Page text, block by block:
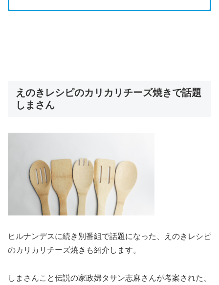
えのきレシピのカリカリチーズ焼きで話題
しまさん
ヒルナンデスに続き別番組で話題になった、えのきレシピ
のカリカリチーズ焼きも紹介します。
しまさんこと伝説の家政婦タサン志麻さんが考案された、